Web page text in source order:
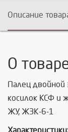
Описание
О
Палец двойной
косилок КСФ
ЖУ, ЖЗК-6-1
Характеристики: